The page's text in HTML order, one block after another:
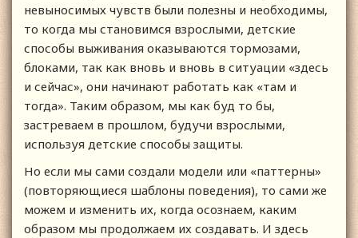
невыносимых чувств были полезны и необходимы,
то когда мы становимся взрослыми, детские
способы выживания оказываются тормозами,
блоками, так как вновь и вновь в ситуации «здесь
и сейчас», они начинают работать как «там и
тогда». Таким образом, мы как буд то бы,
застреваем в прошлом, будучи взрослыми,
используя детские способы защиты.
Но если мы сами создали модели или «паттерны»
(повторяющиеся шаблоны поведения), то сами же
можем и изменить их, когда осознаем, каким
образом мы продолжаем их создавать. И здесь